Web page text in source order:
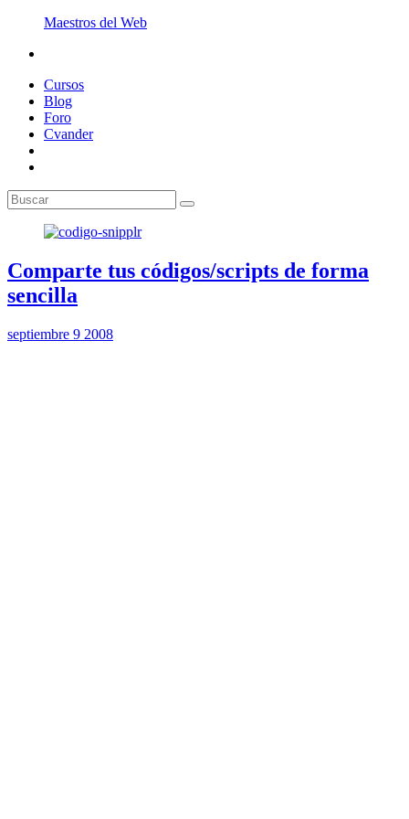
Maestros del Web
Cursos
Blog
Foro
Cvander
Comparte tus códigos/scripts de forma
sencilla
septiembre 9 2008